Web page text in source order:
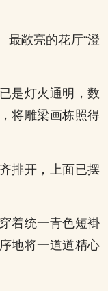
最敞亮的花厅“澄
是灯火通明，数
将雕梁画栋照得
排开，上面已摆
着统一青色短褂
地将一道道精心